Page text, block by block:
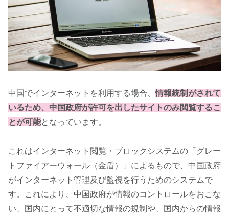
中国でインターネットを利用する場合、情報統制がされて
いるため、中国政府が許可を出したサイトのみ閲覧するこ
とが可能となっています。
これはインターネット閲覧・ブロックシステムの「グレー
トファイアーウォール（金盾）」によるもので、中国政府
がインターネット管理及び監視を行うためのシステムで
す。これにより、中国政府が情報のコントロールをおこな
い、国内にとって不適切な情報の規制や、国内からの情報